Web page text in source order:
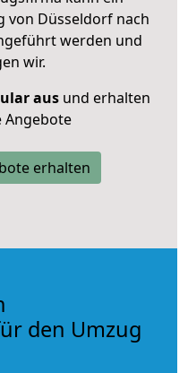
von Düsseldorf nach
werden und
wir.
ausund erhalten
Angebote
erhalten
den Umzug